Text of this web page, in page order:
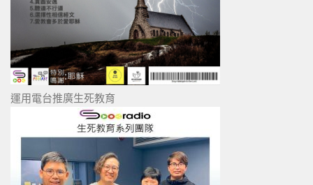
運用電台推廣生死教育